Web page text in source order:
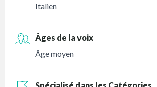
Italien
Âges de la voix
Âge moyen